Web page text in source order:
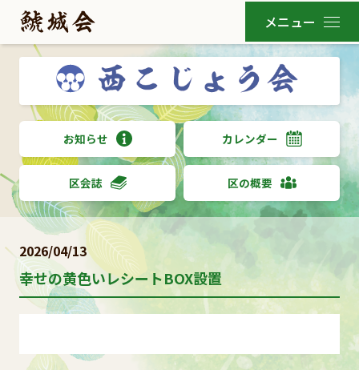
お知らせ カレンダー
区会誌 区の概要
2026/04/13
幸せの黄色いレシートBOX設置